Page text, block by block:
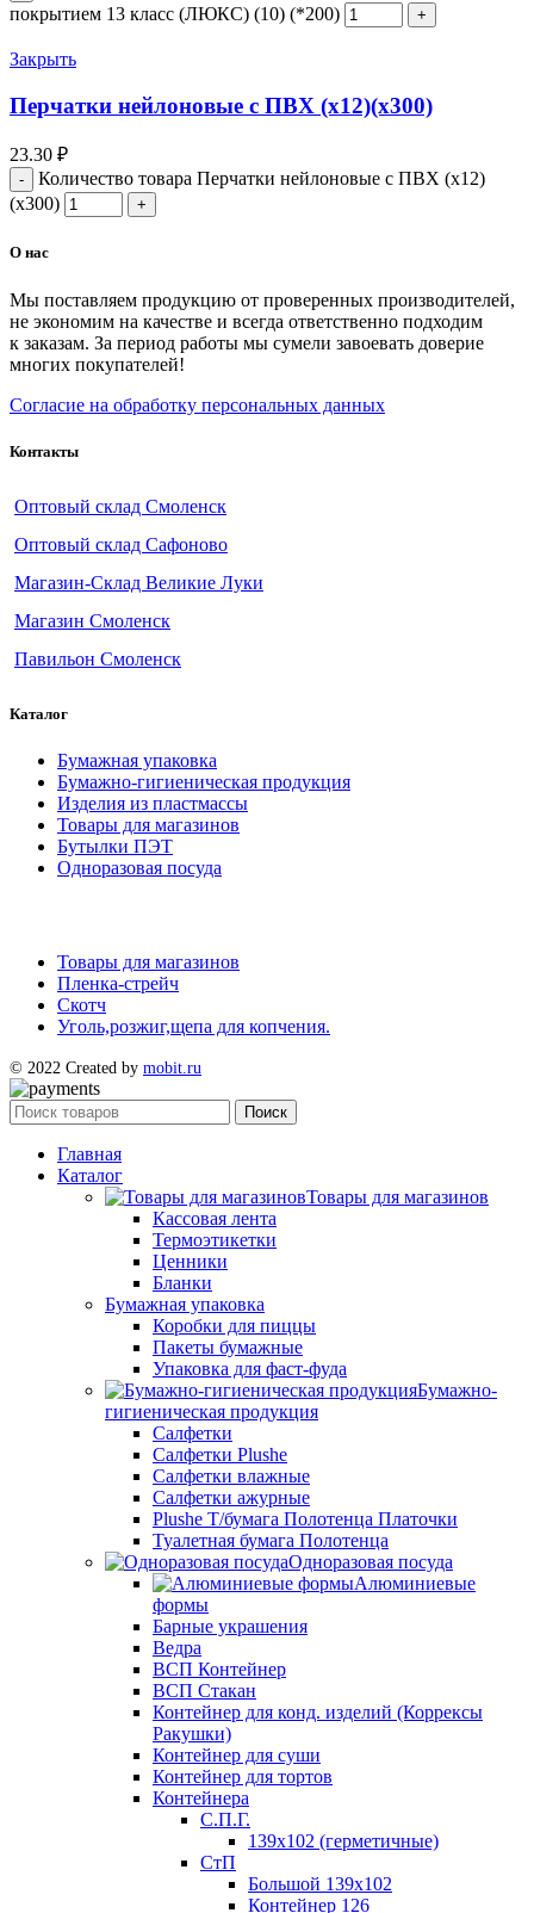
покрытием 13 класс (ЛЮКС) (10) (*200)
Закрыть
Перчатки нейлоновые с ПВХ (х12)(х300)
23.30 ₽
Количество товара Перчатки нейлоновые с ПВХ (х12)
(х300)
О нас
Мы поставляем продукцию от проверенных производителей,
не экономим на качестве и всегда ответственно подходим
к заказам. За период работы мы сумели завоевать доверие
многих покупателей!
Согласие на обработку персональных данных
Контакты
Оптовый склад Смоленск
Оптовый склад Сафоново
Магазин-Склад Великие Луки
Магазин Смоленск
Павильон Смоленск
Каталог
Бумажная упаковка
Бумажно-гигиеническая продукция
Изделия из пластмассы
Товары для магазинов
Бутылки ПЭТ
Одноразовая посуда
Товары для магазинов
Пленка-стрейч
Скотч
Уголь,розжиг,щепа для копчения.
© 2022 Created by mobit.ru
Поиск
Главная
Каталог
Товары для магазинов
Кассовая лента
Термоэтикетки
Ценники
Бланки
Бумажная упаковка
Коробки для пиццы
Пакеты бумажные
Упаковка для фаст-фуда
Бумажно-
гигиеническая продукция
Салфетки
Салфетки Plushe
Салфетки влажные
Салфетки ажурные
Plushe Т/бумага Полотенца Платочки
Туалетная бумага Полотенца
Одноразовая посуда
Алюминиевые
формы
Барные украшения
Ведра
ВСП Контейнер
ВСП Стакан
Контейнер для конд. изделий (Коррексы
Ракушки)
Контейнер для суши
Контейнер для тортов
Контейнера
С.П.Г.
139х102 (герметичные)
СтП
Большой 139х102
Контейнер 126